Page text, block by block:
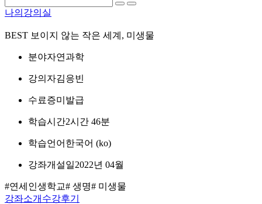
나의강의실
BEST 보이지 않는 작은 세계, 미생물
분야자연과학
강의자김응빈
수료증미발급
학습시간2시간 46분
학습언어 한국어 ‎(ko)‎
강좌개설일2022년 04월
#연세인생학교# 생명# 미생물
강좌소개 수강후기